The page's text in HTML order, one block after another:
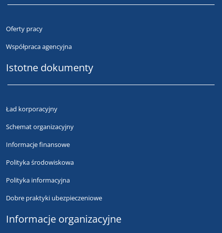
Oferty pracy
Współpraca agencyjna
Istotne dokumenty
Ład korporacyjny
Schemat organizacyjny
Informacje finansowe
Polityka środowiskowa
Polityka informacyjna
Dobre praktyki ubezpieczeniowe
Informacje organizacyjne